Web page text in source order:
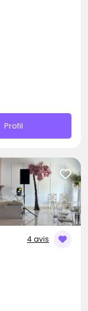
Profil
4 avis